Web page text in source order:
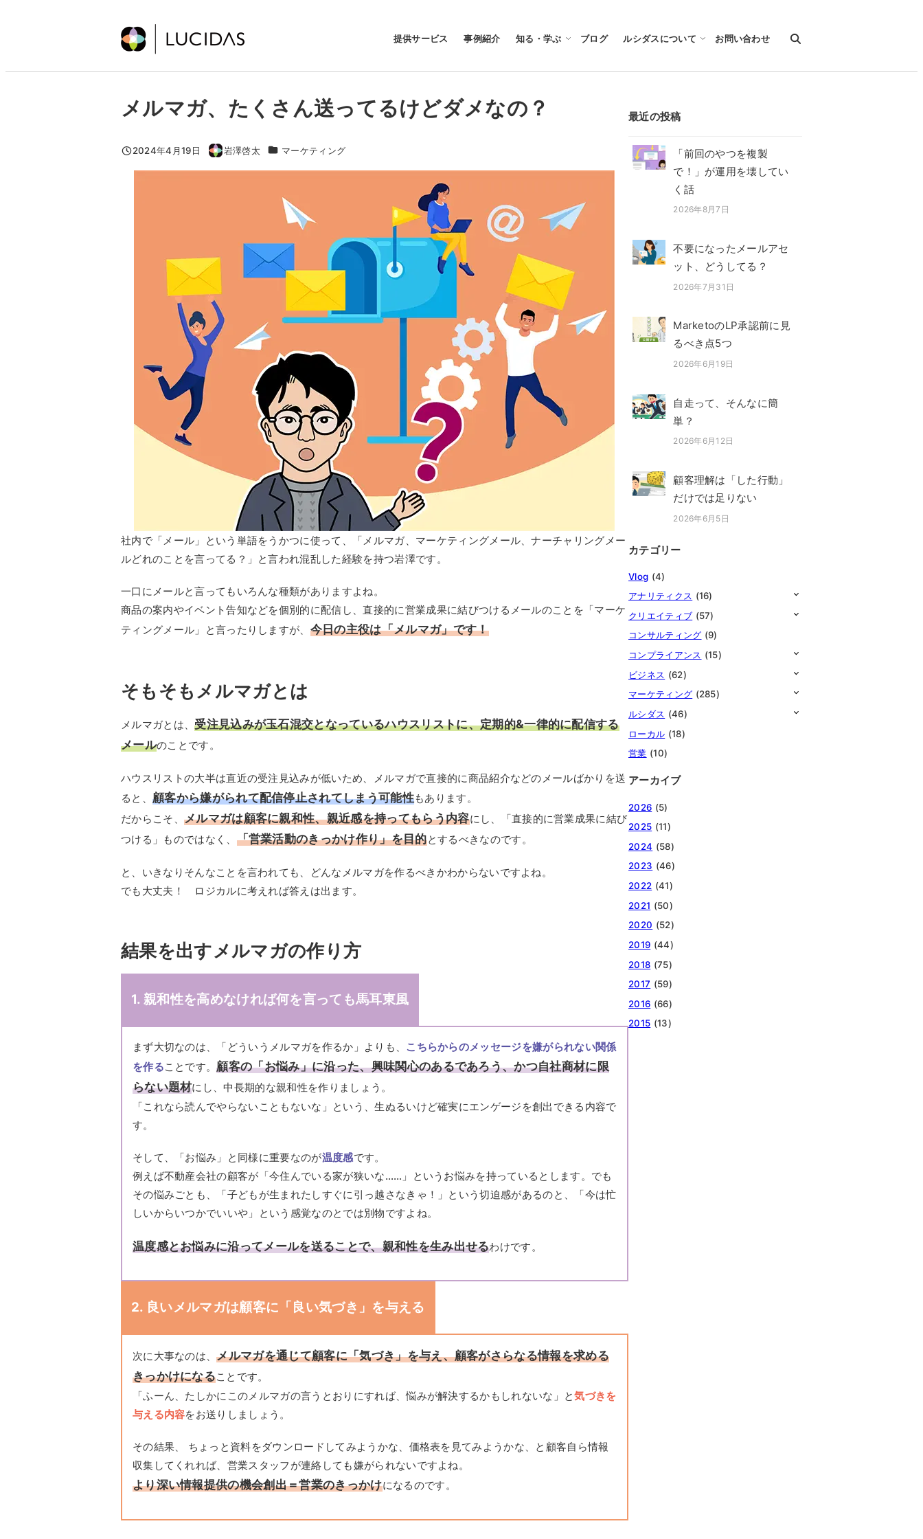
コ
提供サービス 事例紹介 知る・学ぶ ブログ ルシダスについて お問い合わせ
メルマガ、たくさん送ってるけどダメなの？
投稿日
2024年4月19日
著
者
岩澤啓太 カテゴリー
マーケティング
社内で「メール」という単語をうかつに使って、「メルマガ、マーケティングメール、ナーチャリングメー
ルどれのことを言ってる？」と言われ混乱した経験を持つ岩澤です。
一口にメールと言ってもいろんな種類がありますよね。
商品の案内やイベント告知などを個別的に配信し、直接的に営業成果に結びつけるメールのことを「マーケ
ティングメール」と言ったりしますが、 今日の主役は「メルマガ」です！
そもそもメルマガとは
メルマガとは、受注見込みが玉石混交となっているハウスリストに、定期的&一律的に配信する
メールのことです。
ハウスリストの大半は直近の受注見込みが低いため、メルマガで直接的に商品紹介などのメールばかりを送
ると、 顧客から嫌がられて配信停止されてしまう可能性もあります。
だからこそ、 メルマガは顧客に親和性、親近感を持ってもらう内容にし、「直接的に営業成果に結び
つける」ものではなく、 「営業活動のきっかけ作り」を目的とするべきなのです。
と、いきなりそんなことを言われても、どんなメルマガを作るべきかわからないですよね。
でも大丈夫！ ロジカルに考えれば答えは出ます。
結果を出すメルマガの作り方
1. 親和性を高めなければ何を言っても馬耳東風
まず大切なのは、「どういうメルマガを作るか」よりも、 こちらからのメッセージを嫌がられない関係
を作ることです。顧客の「お悩み」に沿った、興味関心のあるであろう、かつ自社商材に限
らない題材にし、中長期的な親和性を作りましょう。
「これなら読んでやらないこともないな」という、生ぬるいけど確実にエンゲージを創出できる内容で
す。
そして、「お悩み」と同様に重要なのが温度感です。
例えば不動産会社の顧客が「今住んでいる家が狭いな……」というお悩みを持っているとします。でも
その悩みごとも、「子どもが生まれたしすぐに引っ越さなきゃ！」という切迫感があるのと、「今は忙
しいからいつかでいいや」という感覚なのとでは別物ですよね。
温度感とお悩みに沿ってメールを送ることで、親和性を生み出せるわけです。
2. 良いメルマガは顧客に「良い気づき」を与える
次に大事なのは、メルマガを通じて顧客に「気づき」を与え、顧客がさらなる情報を求める
きっかけになることです。
「ふーん、たしかにこのメルマガの言うとおりにすれば、悩みが解決するかもしれないな」と気づきを
与える内容をお送りしましょう。
その結果、 ちょっと資料をダウンロードしてみようかな、価格表を見てみようかな、と顧客自ら情報
収集してくれれば、営業スタッフが連絡しても嫌がられないですよね。
より深い情報提供の機会創出＝営業のきっかけになるのです。
最近の投稿
「前回のやつを複製
で！」が運用を壊してい
く話
投稿日
2026年8月7日
不要になったメールアセ
ット、どうしてる？
投稿日
2026年7月31日
MarketoのLP承認前に見
るべき点5つ
投稿日
2026年6月19日
自走って、そんなに簡
単？
投稿日
2026年6月12日
顧客理解は「した行動」
だけでは足りない
投稿日
2026年6月5日
カテゴリー
Vlog (4)
アナリティクス (16)
クリエイティブ (57)
コンサルティング (9)
コンプライアンス (15)
ビジネス (62)
マーケティング (285)
ルシダス (46)
ローカル (18)
営業 (10)
アーカイブ
2026 (5)
2025 (11)
2024 (58)
2023 (46)
2022 (41)
2021 (50)
2020 (52)
2019 (44)
2018 (75)
2017 (59)
2016 (66)
2015 (13)